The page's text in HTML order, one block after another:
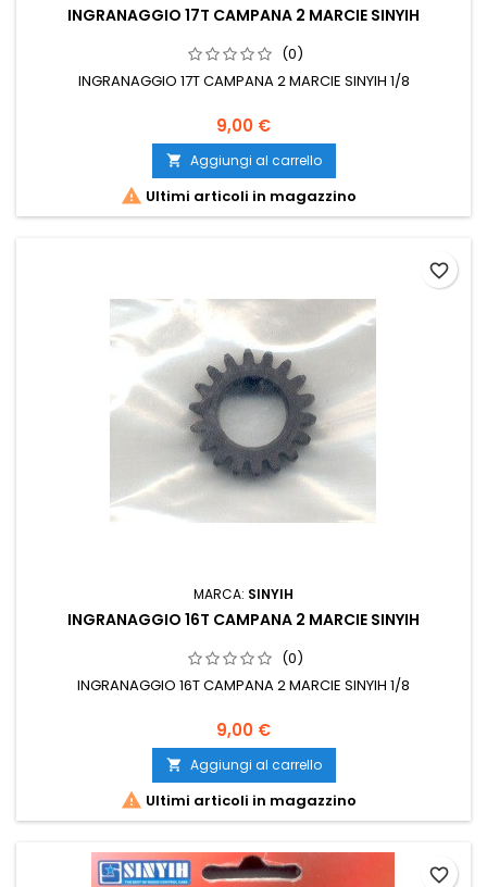
INGRANAGGIO 17T CAMPANA 2 MARCIE SINYIH
(0)
INGRANAGGIO 17T CAMPANA 2 MARCIE SINYIH 1/8
9,00 €
 Aggiungi al carrello
 Ultimi articoli in magazzino
MARCA: SINYIH
INGRANAGGIO 16T CAMPANA 2 MARCIE SINYIH
(0)
INGRANAGGIO 16T CAMPANA 2 MARCIE SINYIH 1/8
9,00 €
 Aggiungi al carrello
 Ultimi articoli in magazzino
favorite_border
favorite_border